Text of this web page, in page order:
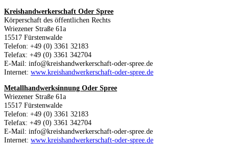
Kreishandwerkerschaft Oder Spree
Körperschaft des öffentlichen Rechts
Wriezener Straße 61a
15517 Fürstenwalde
Telefon: +49 (0) 3361 32183
Telefax: +49 (0) 3361 342704
E-Mail: info@kreishandwerkerschaft-oder-spree.de
Internet: www.kreishandwerkerschaft-oder-spree.de
Metallhandwerksinnung Oder Spree
Wriezener Straße 61a
15517 Fürstenwalde
Telefon: +49 (0) 3361 32183
Telefax: +49 (0) 3361 342704
E-Mail: info@kreishandwerkerschaft-oder-spree.de
Internet: www.kreishandwerkerschaft-oder-spree.de